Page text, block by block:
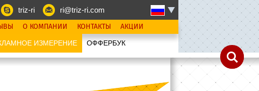
triz-ri ri@triz-ri.com
О КОМПАНИИ КОНТАКТЫ АКЦИИ
ИЗМЕРЕНИЕ OФФЕРБУК